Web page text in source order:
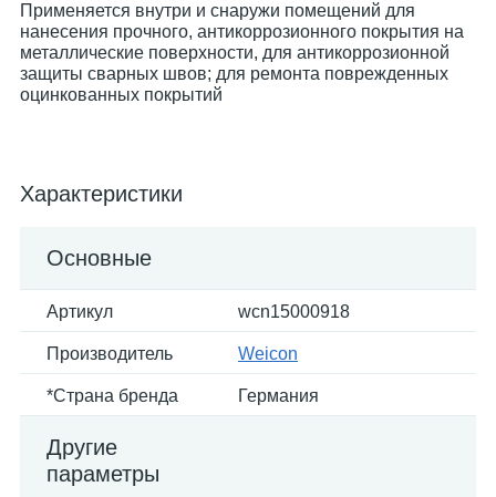
Применяется внутри и снаружи помещений для
нанесения прочного, антикоррозионного покрытия на
металлические поверхности, для антикоррозионной
защиты сварных швов; для ремонта поврежденных
оцинкованных покрытий
Характеристики
Основные
Артикул wcn15000918
Производитель Weicon
*Страна бренда Германия
Другие
параметры